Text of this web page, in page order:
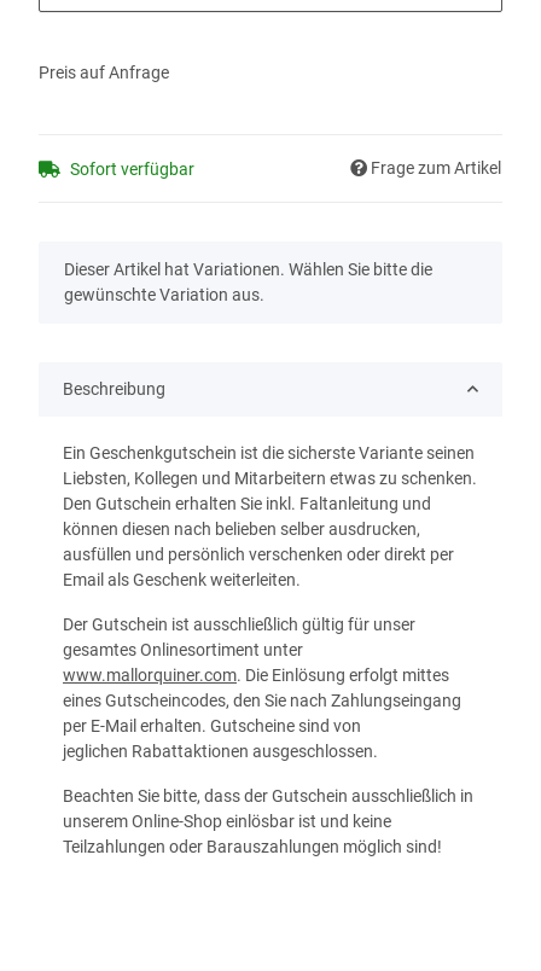
Preis auf Anfrage
Sofort verfügbar Frage zum Artikel
x
Dieser Artikel hat Variationen. Wählen Sie bitte die
gewünschte Variation aus.
Beschreibung
Ein Geschenkgutschein ist die sicherste Variante seinen
Liebsten, Kollegen und Mitarbeitern etwas zu schenken.
Den Gutschein erhalten Sie inkl. Faltanleitung und
können diesen nach belieben selber ausdrucken,
ausfüllen und persönlich verschenken oder direkt per
Email als Geschenk weiterleiten.
Der Gutschein ist ausschließlich gültig für unser
gesamtes Onlinesortiment unter
www.mallorquiner.com. Die Einlösung erfolgt mittes
eines Gutscheincodes, den Sie nach Zahlungseingang
per E-Mail erhalten. Gutscheine sind von
jeglichen Rabattaktionen ausgeschlossen.
Beachten Sie bitte, dass der Gutschein ausschließlich in
unserem Online-Shop einlösbar ist und keine
Teilzahlungen oder Barauszahlungen möglich sind!